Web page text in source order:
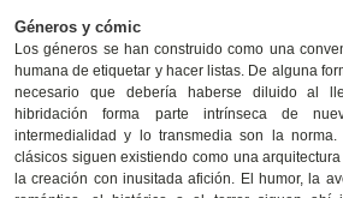
Géneros y cómic
Los géneros se han construido como una
humana de etiquetar y hacer listas. De alguna
necesario que debería haberse diluido al
hibridación forma parte intrínseca de
intermedialidad y lo transmedia son la
clásicos siguen existiendo como una
la creación con inusitada afición. El humor, la